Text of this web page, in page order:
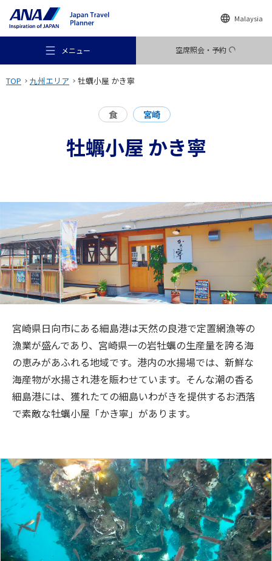
Malaysia
メニュー 空席照会・予約
おすすめの旅
行き先
旅のお役立ち情報
閉じる
TOP 九州エリア 牡蠣小屋 かき寧
食 宮崎
牡蠣小屋 かき寧
宮崎県日向市にある細島港は天然の良港で定置網漁等の
漁業が盛んであり、宮崎県一の岩牡蠣の生産量を誇る海
の恵みがあふれる地域です。港内の水揚場では、新鮮な
海産物が水揚され港を賑わせています。そんな潮の香る
細島港には、獲れたての細島いわがきを提供するお洒落
で素敵な牡蠣小屋「かき寧」があります。